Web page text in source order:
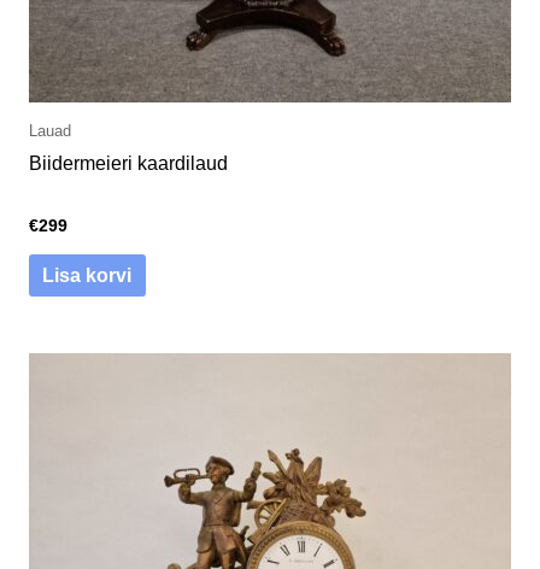
Lauad
Biidermeieri kaardilaud
€299
Lisa korvi